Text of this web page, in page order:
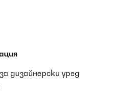
дизайнерски уред